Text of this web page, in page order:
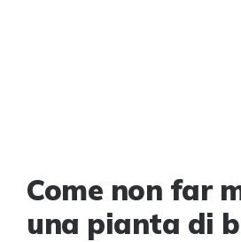
Come non far
una pianta di